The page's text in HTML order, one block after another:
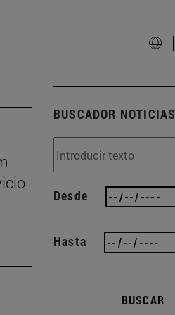
BUSCADOR NOTICIAS
Desde
Hasta
BUSCAR